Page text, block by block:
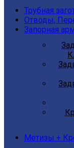
Трубная
Отводы,
Запорная
Метизы +